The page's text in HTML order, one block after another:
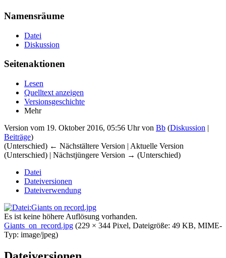
Namensräume
Datei
Diskussion
Seitenaktionen
Lesen
Quelltext anzeigen
Versionsgeschichte
Mehr
Version vom 19. Oktober 2016, 05:56 Uhr von Bb (Diskussion |
Beiträge)
(Unterschied) ← Nächstältere Version | Aktuelle Version
(Unterschied) | Nächstjüngere Version → (Unterschied)
Datei
Dateiversionen
Dateiverwendung
Es ist keine höhere Auflösung vorhanden.
Giants_on_record.jpg (229 × 344 Pixel, Dateigröße: 49 KB, MIME-
Typ: image/jpeg)